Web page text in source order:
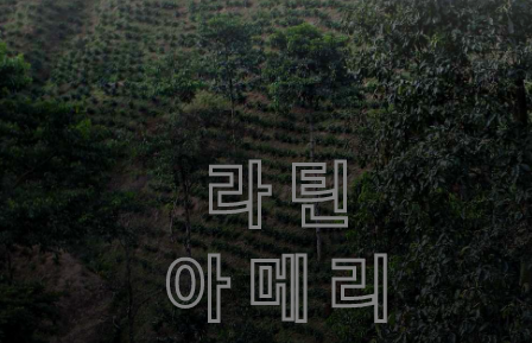
라틴
아메리
미디엄